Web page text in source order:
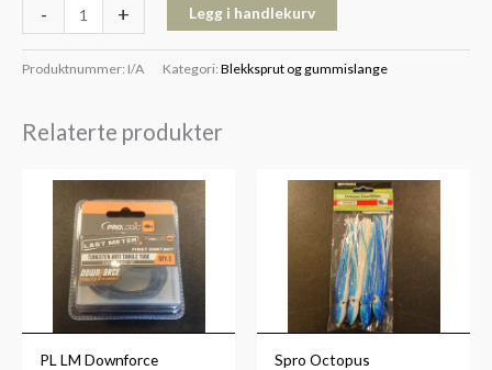
- + Legg i handlekurv
Produktnummer: I/A Kategori: Blekksprut og gummislange
Relaterte produkter
PL LM Downforce
Spro Octopus